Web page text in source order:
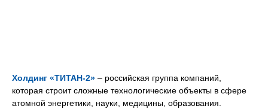
Холдинг «ТИТАН‑2» – российская группа компаний,
которая строит сложные технологические объекты в сфере
атомной энергетики, науки, медицины, образования.